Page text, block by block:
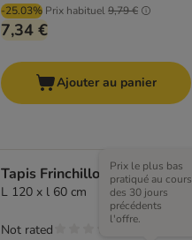
-25.03% Prix habituel9,79 €
7,34 €
Ajouter au panier
Tapis Frinchillo, gris
L 120 x l 60 cm
Prix le plus bas
pratiqué au cours
des 30 jours
précédents
l'offre.
Not rated